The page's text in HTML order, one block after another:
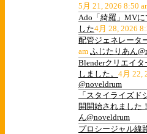
5月 21, 2026 8:50
Ado「綺羅」MVに
した4月 28, 2026
配管ジェネレータ
am ふじたりあん
Blenderクリエイ
しました。 4月 22,
@noveldrum
「スタイライズ
開開始されました！
ん@noveldrum
プロシージャル線